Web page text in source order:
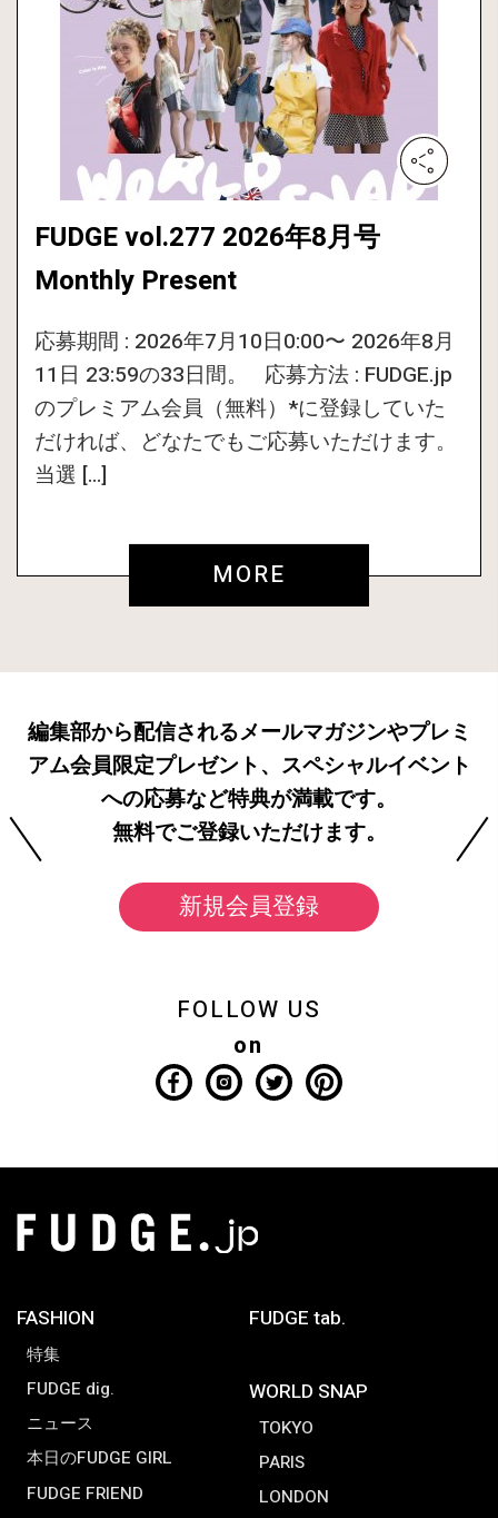
FUDGE vol.277 2026年8月号
Monthly Present
応募期間 : 2026年7月10日0:00〜 2026年8月
11日 23:59の33日間。 応募方法 : FUDGE.jp
のプレミアム会員（無料）*に登録していた
だければ、どなたでもご応募いただけます。
当選 […]
MORE
編集部から配信されるメールマガジンやプレミ
アム会員限定プレゼント、スペシャルイベント
への応募など特典が満載です。
無料でご登録いただけます。
新規会員登録
FOLLOW US
on
FASHION
特集
FUDGE dig.
ニュース
本日のFUDGE GIRL
FUDGE FRIEND
FUDGE tab.
WORLD SNAP
TOKYO
PARIS
LONDON